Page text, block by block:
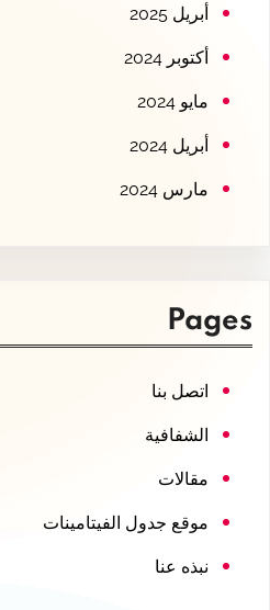
أبريل 2025
أكتوبر 2024
مايو 2024
أبريل 2024
مارس 2024
Pages
اتصل بنا
الشفافية
مقالات
موقع جدول الفيتامينات
نبذه عنا